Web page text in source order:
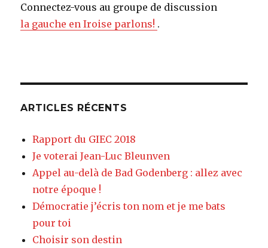
Connectez-vous au groupe de discussion
la gauche en Iroise parlons! .
ARTICLES RÉCENTS
Rapport du GIEC 2018
Je voterai Jean-Luc Bleunven
Appel au-delà de Bad Godenberg : allez avec
notre époque !
Démocratie j’écris ton nom et je me bats
pour toi
Choisir son destin